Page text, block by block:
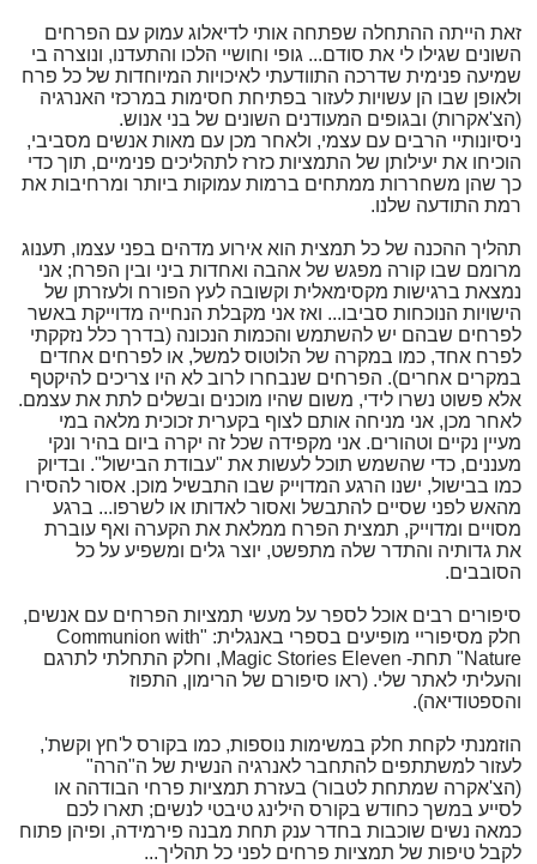
זאת הייתה ההתחלה שפתחה אותי לדיאלוג עמוק עם הפרחים
השונים שגילו לי את סודם... גופי וחושיי הלכו והתעדנו, ונוצרה בי
שמיעה פנימית שדרכה התוודעתי לאיכויות המיוחדות של כל פרח
ולאופן שבו הן עשויות לעזור בפתיחת חסימות במרכזי האנרגיה
(הצ'אקרות) ובגופים המעודנים השונים של בני אנוש.
ניסיונותיי הרבים עם עצמי, ולאחר מכן עם מאות אנשים מסביבי,
הוכיחו את יעילותן של התמציות כזרז לתהליכים פנימיים, תוך כדי
כך שהן משחררות ממתחים ברמות עמוקות ביותר ומרחיבות את
רמת התודעה שלנו.
תהליך ההכנה של כל תמצית הוא אירוע מדהים בפני עצמו, תענוג
מרומם שבו קורה מפגש של אהבה ואחדות ביני ובין הפרח; אני
נמצאת ברגישות מקסימאלית וקשובה לעץ הפורח ולעזרתן של
הישויות הנוכחות סביבו... ואז אני מקבלת הנחייה מדוייקת באשר
לפרחים שבהם יש להשתמש והכמות הנכונה (בדרך כלל נזקקתי
לפרח אחד, כמו במקרה של הלוטוס למשל, או לפרחים אחדים
במקרים אחרים). הפרחים שנבחרו לרוב לא היו צריכים להיקטף
אלא פשוט נשרו לידי, משום שהיו מוכנים ובשלים לתת את עצמם.
לאחר מכן, אני מניחה אותם לצוף בקערית זכוכית מלאה במי
מעיין נקיים וטהורים. אני מקפידה שכל זה יקרה ביום בהיר ונקי
מעננים, כדי שהשמש תוכל לעשות את "עבודת הבישול". ובדיוק
כמו בבישול, ישנו הרגע המדוייק שבו התבשיל מוכן. אסור להסירו
מהאש לפני שסיים להתבשל ואסור לאדותו או לשרפו... ברגע
מסויים ומדוייק, תמצית הפרח ממלאת את הקערה ואף עוברת
את גדותיה והתדר שלה מתפשט, יוצר גלים ומשפיע על כל
הסובבים.
סיפורים רבים אוכל לספר על מעשי תמציות הפרחים עם אנשים,
חלק מסיפוריי מופיעים בספרי באנגלית: "Communion with
Nature" תחת- Magic Stories Eleven, וחלק התחלתי לתרגם
והעליתי לאתר שלי. (ראו סיפורם של הרימון, התפוז
והספטודיאה).
הוזמנתי לקחת חלק במשימות נוספות, כמו בקורס ל'חץ וקשת',
לעזור למשתתפים להתחבר לאנרגיה הנשית של ה"הרה"
(הצ'אקרה שמתחת לטבור) בעזרת תמציות פרחי הבודהה או
לסייע במשך כחודש בקורס הילינג טיבטי לנשים; תארו לכם
כמאה נשים שוכבות בחדר ענק תחת מבנה פירמידה, ופיהן פתוח
לקבל טיפות של תמציות פרחים לפני כל תהליך...